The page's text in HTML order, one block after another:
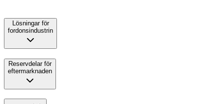
Lösningar för
fordonsindustrin
Reservdelar för
eftermarknaden